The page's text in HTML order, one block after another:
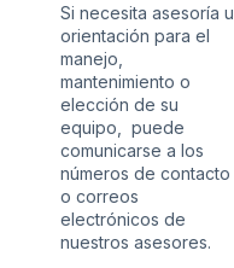
Si necesita asesoría u
orientación para el
manejo,
mantenimiento o
elección de su
equipo, puede
comunicarse a los
números de contacto
o correos
electrónicos de
nuestros asesores.